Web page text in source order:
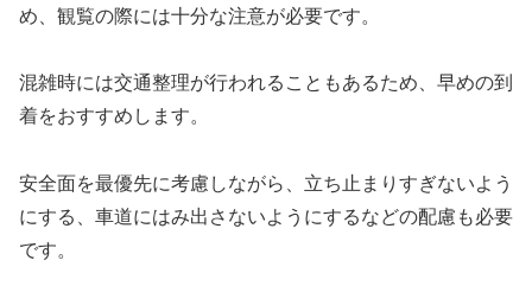
め、観覧の際には十分な注意が必要です。
混雑時には交通整理が行われることもあるため、早めの到
着をおすすめします。
安全面を最優先に考慮しながら、立ち止まりすぎないよう
にする、車道にはみ出さないようにするなどの配慮も必要
です。